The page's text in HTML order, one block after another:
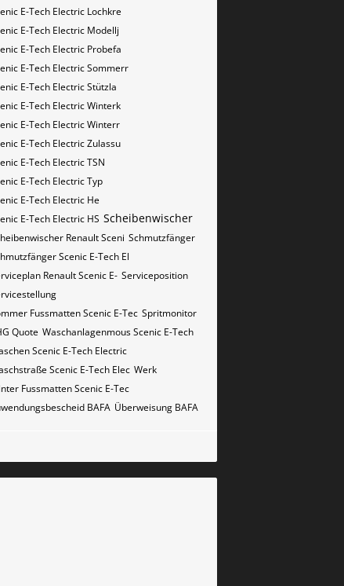
E-Tech Electric Lochkre
E-Tech Electric Modellj
E-Tech Electric Probefa
E-Tech Electric Sommerr
E-Tech Electric Stützla
E-Tech Electric Winterk
E-Tech Electric Winterr
E-Tech Electric Zulassu
E-Tech Electric​​​​ TSN
E-Tech Electric​​​​ Typ
E-Tech Electric​​​​​ He
E-Tech Electric​​​​​ HS Scheibenwischer
Renault​ Sceni Schmutzfänger
Scenic E-Tech El
Renault Scenic E- Serviceposition
Fussmatten Scenic E-Tec Spritmonitor
Quote Waschanlagenmous Scenic E-Tech
Scenic E-Tech Electric
Scenic E-Tech Elec Werk
Fussmatten Scenic E-Tec
BAFA Überweisung BAFA